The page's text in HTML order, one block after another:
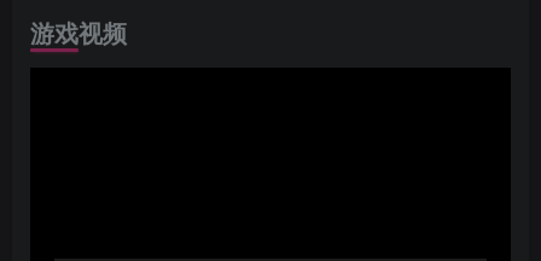
游戏视频